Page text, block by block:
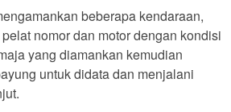
beberapa kendaraan,
nomor dan motor dengan kondisi
yang diamankan kemudian
untuk didata dan menjalani